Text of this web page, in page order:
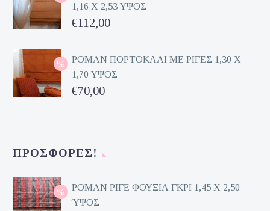
€162,00.
τιμή
είναι:
1,16 Χ 2,53 ΥΨΟΣ
Original
was:
€224,00.
€112,00
τρέχουσα
τιμή
είναι:
ΡΟΜΑΝ ΠΟΡΤΟΚΑΛΙ ΜΕ ΡΙΓΕΣ 1,30 Χ
1,70 ΥΨΟΣ
Original
€70,00
ΠΡΟΣΦΟΡΈΣ!
ΡΟΜΑΝ ΡΙΓΕ ΦΟΥΞΙΑ ΓΚΡΙ 1,45 Χ 2,50
ΎΨΟΣ